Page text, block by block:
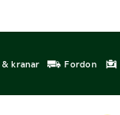
kranar Fordon